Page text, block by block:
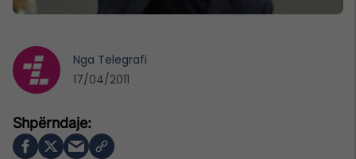
Nga Telegrafi
17/04/2011